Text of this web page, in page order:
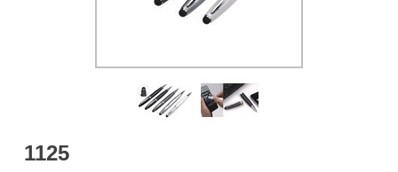
1125